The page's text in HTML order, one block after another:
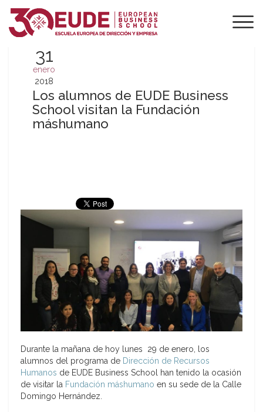
31
enero
2018
Los alumnos de EUDE Business
School visitan la Fundación
máshumano
Durante la mañana de hoy lunes 29 de enero, los
alumnos del programa de Dirección de Recursos
Humanos de EUDE Business School han tenido la ocasión
de visitar la Fundación máshumano en su sede de la Calle
Domingo Hernández.